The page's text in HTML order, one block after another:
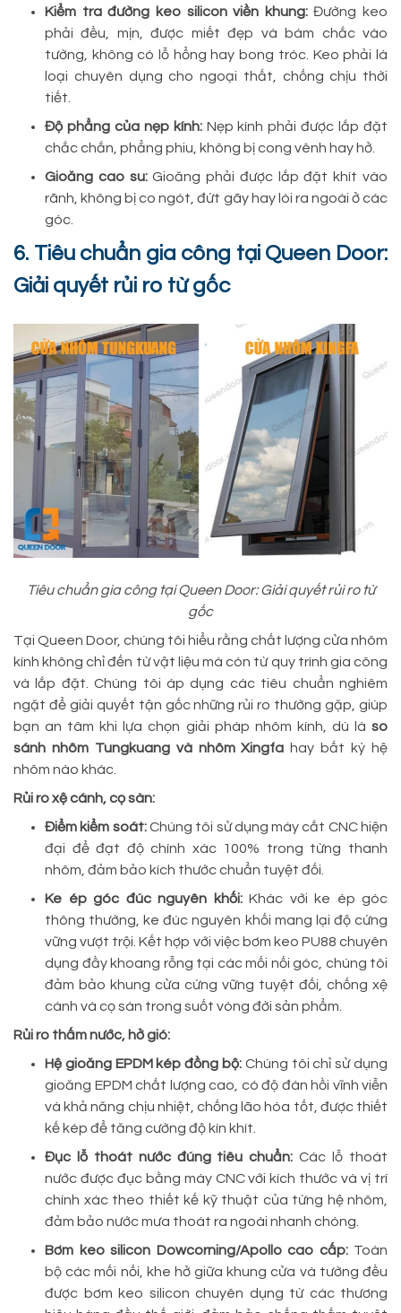
Kiểm tra đường keo silicon viền khung:Đường keo
phải đều, mịn, được miết đẹp và bám chắc vào
tường, không có lỗ hổng hay bong tróc. Keo phải là
loại chuyên dụng cho ngoại thất, chống chịu thời
tiết.
Độ phẳng của nẹp kính:Nẹp kính phải được lắp đặt
chắc chắn, phẳng phiu, không bị cong vênh hay hở.
Gioăng cao su:Gioăng phải được lắp đặt khít vào
rãnh, không bị co ngót, đứt gãy hay lòi ra ngoài ở các
góc.
6. Tiêu chuẩn gia công tại Queen Door:
Giải quyết rủi ro từ gốc
Tiêu chuẩn gia công tại Queen Door: Giải quyết rủi ro từ
gốc
Tại Queen Door, chúng tôi hiểu rằng chất lượng cửa nhôm
kính không chỉ đến từ vật liệu mà còn từ quy trình gia công
và lắp đặt. Chúng tôi áp dụng các tiêu chuẩn nghiêm
ngặt để giải quyết tận gốc những rủi ro thường gặp, giúp
bạn an tâm khi lựa chọn giải pháp nhôm kính, dù là so
sánh nhôm Tungkuang và nhôm Xingfa hay bất kỳ hệ
nhôm nào khác.
Rủi ro xệ cánh, cọ sàn:
Điểm kiểm soát:Chúng tôi sử dụng máy cắt CNC hiện
đại để đạt độ chính xác 100% trong từng thanh
nhôm, đảm bảo kích thước chuẩn tuyệt đối.
Ke ép góc đúc nguyên khối: Khác với ke ép góc
thông thường, ke đúc nguyên khối mang lại độ cứng
vững vượt trội. Kết hợp với việc bơm keo PU88 chuyên
dụng đầy khoang rỗng tại các mối nối góc, chúng tôi
đảm bảo khung cửa cứng vững tuyệt đối, chống xệ
cánh và cọ sàn trong suốt vòng đời sản phẩm.
Rủi ro thấm nước, hở gió:
Hệ gioăng EPDM kép đồng bộ: Chúng tôi chỉ sử dụng
gioăng EPDM chất lượng cao, có độ đàn hồi vĩnh viễn
và khả năng chịu nhiệt, chống lão hóa tốt, được thiết
kế kép để tăng cường độ kín khít.
Đục lỗ thoát nước đúng tiêu chuẩn:Các lỗ thoát
nước được đục bằng máy CNC với kích thước và vị trí
chính xác theo thiết kế kỹ thuật của từng hệ nhôm,
đảm bảo nước mưa thoát ra ngoài nhanh chóng.
Bơm keo silicon Dowcorning/Apollo cao cấp: Toàn
bộ các mối nối, khe hở giữa khung cửa và tường đều
được bơm keo silicon chuyên dụng từ các thương